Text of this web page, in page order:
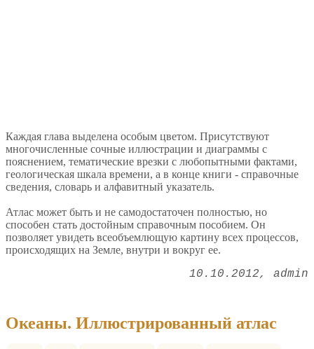
Каждая глава выделена особым цветом. Присутствуют
многочисленные сочные иллюстрации и диаграммы с
пояснением, тематические врезки с любопытными фактами,
геологическая шкала времени, а в конце книги - справочные
сведения, словарь и алфавитный указатель.
Атлас может быть и не самодостаточен полностью, но
способен стать достойным справочным пособием. Он
позволяет увидеть всеобъемлющую картину всех процессов,
происходящих на Земле, внутри и вокруг ее.
10.10.2012 admin
Океаны. Иллюстрированный атлас